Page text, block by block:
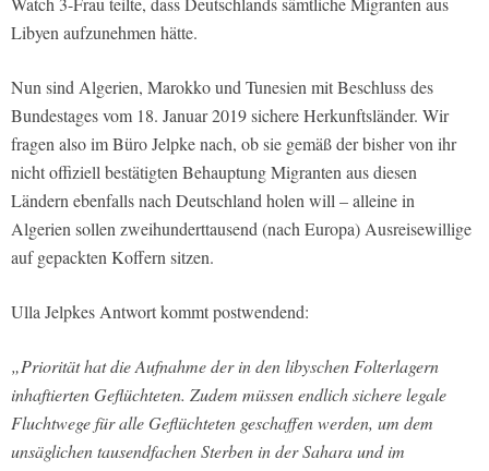
Libyen aufzunehmen hätte.
Nun sind Algerien, Marokko und Tunesien mit Beschluss des
Bundestages vom 18. Januar 2019 sichere Herkunftsländer. Wir
fragen also im Büro Jelpke nach, ob sie gemäß der bisher von ihr
nicht offiziell bestätigten Behauptung Migranten aus diesen
Ländern ebenfalls nach Deutschland holen will – alleine in
Algerien sollen zweihunderttausend (nach Europa) Ausreisewillige
auf gepackten Koffern sitzen.
Ulla Jelpkes Antwort kommt postwendend:
„Priorität hat die Aufnahme der in den libyschen Folterlagern
inhaftierten Geflüchteten. Zudem müssen endlich sichere legale
Fluchtwege für alle Geflüchteten geschaffen werden, um dem
unsäglichen tausendfachen Sterben in der Sahara und im